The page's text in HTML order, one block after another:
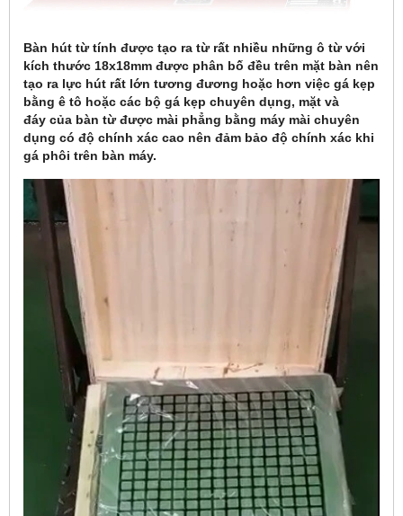
Bàn hút từ tính được tạo ra từ rất nhiều những ô từ với
kích thước 18x18mm được phân bố đều trên mặt bàn nên
tạo ra lực hút rất lớn tương đương hoặc hơn việc gá kẹp
bằng ê tô hoặc các bộ gá kẹp chuyên dụng, mặt và
đáy của bàn từ được mài phẳng bằng máy mài chuyên
dụng có độ chính xác cao nên đảm bảo độ chính xác khi
gá phôi trên bàn máy.